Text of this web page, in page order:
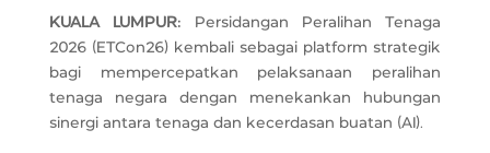
KUALA LUMPUR:
Persidangan Peralihan Tenaga
2026 (ETCon26) kembali sebagai platform strategik
bagi mempercepatkan pelaksanaan peralihan
tenaga negara dengan menekankan hubungan
sinergi antara tenaga dan kecerdasan buatan (AI).